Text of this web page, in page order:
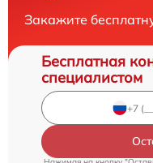
Закажите
Бесплатная
специалистом